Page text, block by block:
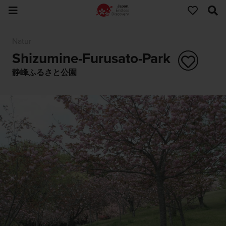
Shizumine-Furusato-Park
静峰ふるさと公園